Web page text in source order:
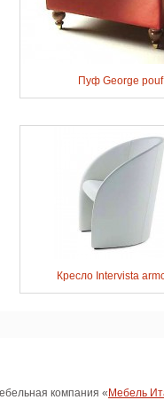
Пуф George pouf
Кресло Intervista
компания « Мебель